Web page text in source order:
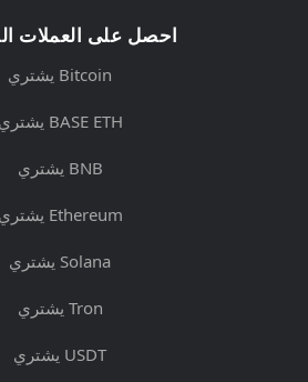
احصل على العملات
يشتري Bitcoin
يشتري BASE ETH
يشتري BNB
يشتري Ethereum
يشتري Solana
يشتري Tron
يشتري USDT